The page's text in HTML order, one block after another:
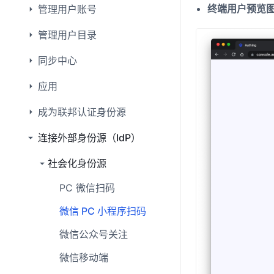
管理用户账号
管理用户目录
同步中心
应用
成为联邦认证身份源
连接外部身份源（IdP）
社会化身份源
PC 微信扫码
微信 PC 小程序扫码
微信公众号关注
微信移动端
终端用户预览